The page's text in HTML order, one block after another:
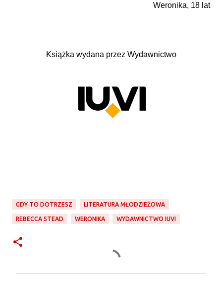
Weronika, 18 lat
Książka wydana przez Wydawnictwo
GDY TO DOTRZESZ LITERATURA MŁODZIEŻOWA
REBECCA STEAD WERONIKA WYDAWNICTWO IUVI